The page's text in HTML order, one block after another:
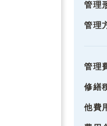
管理
管理
管理
修繕
他費